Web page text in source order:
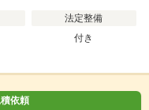
法定整備
付き
依頼